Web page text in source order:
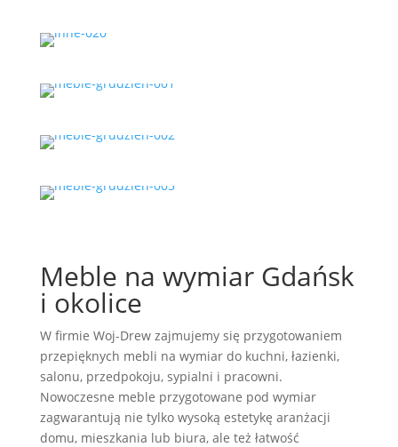
Meble na wymiar Gdańsk
i okolice
W firmie Woj-Drew zajmujemy się przygotowaniem
przepięknych mebli na wymiar do kuchni, łazienki,
salonu, przedpokoju, sypialni i pracowni.
Nowoczesne meble przygotowane pod wymiar
zagwarantują nie tylko wysoką estetykę aranżacji
domu, mieszkania lub biura, ale też łatwość